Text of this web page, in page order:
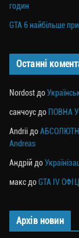
годин
GTA 6 найбільше
Останні
Nordost до
санчоус до ПОВНА
Andrii до
Andreas
Андрій до
макс доGTA IV
Архів новин